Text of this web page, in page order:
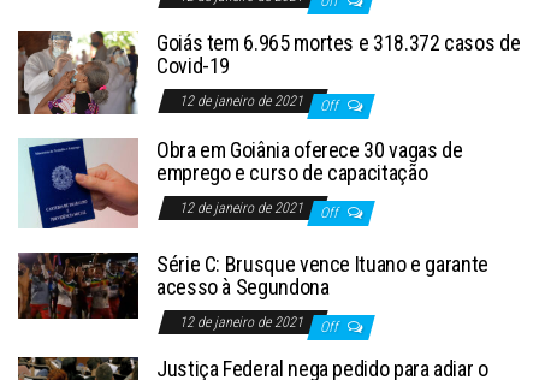
Goiás tem 6.965 mortes e 318.372 casos de
Covid-19
12 de janeiro de 2021 Off
Obra em Goiânia oferece 30 vagas de
emprego e curso de capacitação
12 de janeiro de 2021 Off
Série C: Brusque vence Ituano e garante
acesso à Segundona
12 de janeiro de 2021 Off
Justiça Federal nega pedido para adiar o